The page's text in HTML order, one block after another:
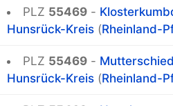
PLZ 55469 -
Hunsrück-Kreis (Rheinland-
PLZ 55469 - Mutterschied
Hunsrück-Kreis (Rheinland-